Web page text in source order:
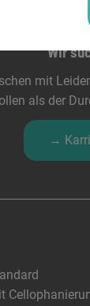
Wir
mit
als der
→